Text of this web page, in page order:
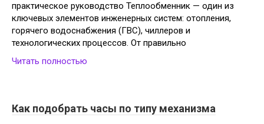
практическое руководство Теплообменник — один из
ключевых элементов инженерных систем: отопления,
горячего водоснабжения (ГВС), чиллеров и
технологических процессов. От правильно
Читать полностью
Как подобрать часы по типу механизма